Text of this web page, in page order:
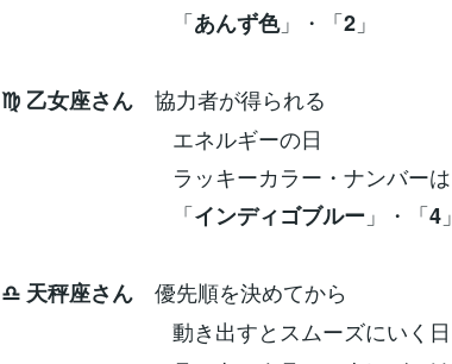
「あんず色」・「2 」
♍ 乙女座さん 協力者が得られる
エネルギーの日
ラッキーカラー・ナンバーは
「インディゴブルー 」・「4 」
♎ 天秤座さん 優先順を決めてから
動き出すとスムーズにいく日